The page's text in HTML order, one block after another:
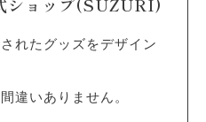
れたグッズをデザイン
違いありません。